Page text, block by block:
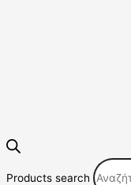
Products search